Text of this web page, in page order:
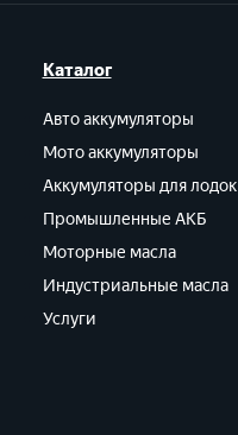
Каталог
Авто аккумуляторы
Мото аккумуляторы
Аккумуляторы для лодок
Промышленные АКБ
Моторные масла
Индустриальные масла
Услуги